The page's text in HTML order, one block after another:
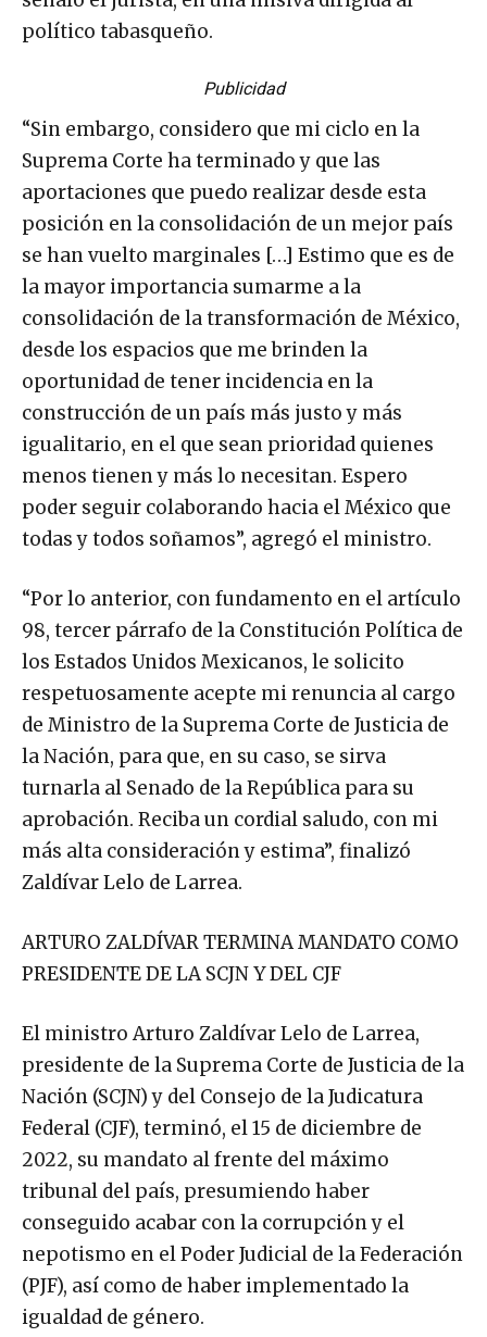
político tabasqueño.
Publicidad
“Sin embargo, considero que mi ciclo en la
Suprema Corte ha terminado y que las
aportaciones que puedo realizar desde esta
posición en la consolidación de un mejor país
se han vuelto marginales […] Estimo que es de
la mayor importancia sumarme a la
consolidación de la transformación de México,
desde los espacios que me brinden la
oportunidad de tener incidencia en la
construcción de un país más justo y más
igualitario, en el que sean prioridad quienes
menos tienen y más lo necesitan. Espero
poder seguir colaborando hacia el México que
todas y todos soñamos”, agregó el ministro.
“Por lo anterior, con fundamento en el artículo
98, tercer párrafo de la Constitución Política de
los Estados Unidos Mexicanos, le solicito
respetuosamente acepte mi renuncia al cargo
de Ministro de la Suprema Corte de Justicia de
la Nación, para que, en su caso, se sirva
turnarla al Senado de la República para su
aprobación. Reciba un cordial saludo, con mi
más alta consideración y estima”, finalizó
Zaldívar Lelo de Larrea.
ARTURO ZALDÍVAR TERMINA MANDATO COMO
PRESIDENTE DE LA SCJN Y DEL CJF
El ministro Arturo Zaldívar Lelo de Larrea,
presidente de la Suprema Corte de Justicia de la
Nación (SCJN) y del Consejo de la Judicatura
Federal (CJF), terminó, el 15 de diciembre de
2022, su mandato al frente del máximo
tribunal del país, presumiendo haber
conseguido acabar con la corrupción y el
nepotismo en el Poder Judicial de la Federación
(PJF), así como de haber implementado la
igualdad de género.